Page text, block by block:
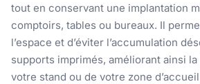
tout en conservant une implantation
comptoirs, tables ou bureaux. Il
l’espace et d’éviter l’accumulation
supports imprimés, améliorant ainsi
votre stand ou de votre zone